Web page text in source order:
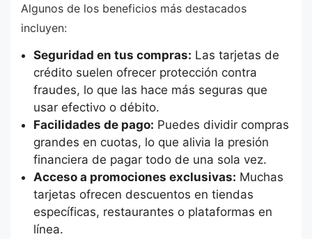
Algunos de los beneficios más destacados
incluyen:
Seguridad en tus compras: Las tarjetas de
crédito suelen ofrecer protección contra
fraudes, lo que las hace más seguras que
usar efectivo o débito.
Facilidades de pago: Puedes dividir compras
grandes en cuotas, lo que alivia la presión
financiera de pagar todo de una sola vez.
Acceso a promociones exclusivas: Muchas
tarjetas ofrecen descuentos en tiendas
específicas, restaurantes o plataformas en
línea.